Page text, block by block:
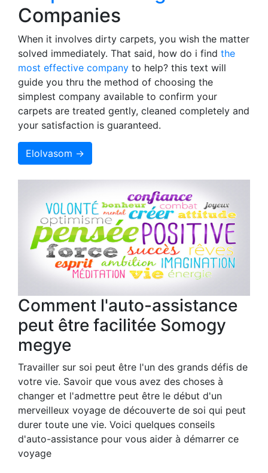
Companies
When it involves dirty carpets, you wish the matter
solved immediately. That said, how do i find the
most effective company to help? this text will
guide you thru the method of choosing the
simplest company available to confirm your
carpets are treated gently, cleaned completely and
your satisfaction is guaranteed.
Elolvasom →
Comment l'auto-assistance
peut être facilitée Somogy
megye
Travailler sur soi peut être l'un des grands défis de
votre vie. Savoir que vous avez des choses à
changer et l'admettre peut être le début d'un
merveilleux voyage de découverte de soi qui peut
durer toute une vie. Voici quelques conseils
d'auto-assistance pour vous aider à démarrer ce
voyage